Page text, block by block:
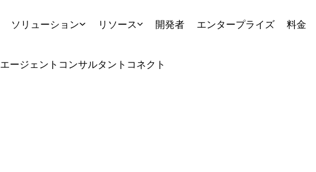
ソリューション リソース 開発者 エンタープライズ 料金
エージェント コンサルタント コネクト